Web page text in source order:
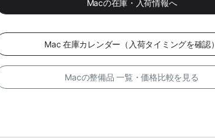
Macの在庫・入荷情報へ
Mac 在庫カレンダー（入荷タイミングを確認）
Macの整備品 一覧・価格比較を見る